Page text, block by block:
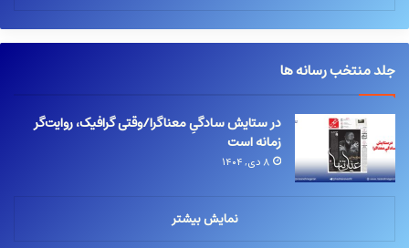
جلد منتخب رسانه ها
در ستایش سادگیِ معناگرا/وقتی گرافیک، روایت‌گر
زمانه است
۸ دی, ۱۴۰۴
نمایش بیشتر